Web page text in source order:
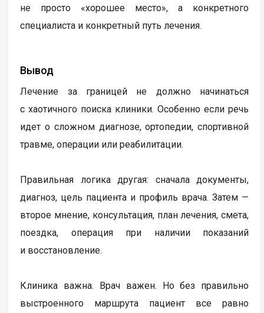
не просто «хорошее место», а конкретного
специалиста и конкретный путь лечения.
Вывод
Лечение за границей не должно начинаться
с хаотичного поиска клиники. Особенно если речь
идет о сложном диагнозе, ортопедии, спортивной
травме, операции или реабилитации.
Правильная логика другая: сначала документы,
диагноз, цель пациента и профиль врача. Затем —
второе мнение, консультация, план лечения, смета,
поездка, операция при наличии показаний
и восстановление.
Клиника важна. Врач важен. Но без правильно
выстроенного маршрута пациент все равно